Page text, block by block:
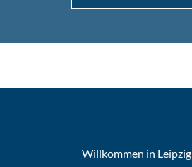
Willkommen in Leipzig